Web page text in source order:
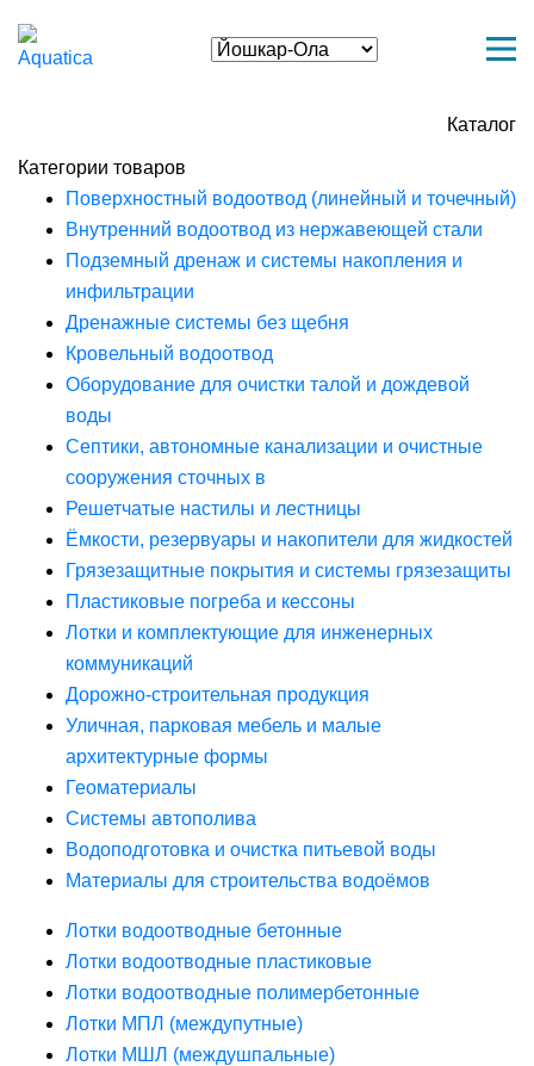
Каталог
Категории товаров
Поверхностный водоотвод (линейный и точечный)
Внутренний водоотвод из нержавеющей стали
Подземный дренаж и системы накопления и
инфильтрации
Дренажные системы без щебня
Кровельный водоотвод
Оборудование для очистки талой и дождевой
воды
Септики, автономные канализации и очистные
сооружения сточных в
Решетчатые настилы и лестницы
Ёмкости, резервуары и накопители для жидкостей
Грязезащитные покрытия и системы грязезащиты
Пластиковые погреба и кессоны
Лотки и комплектующие для инженерных
коммуникаций
Дорожно-строительная продукция
Уличная, парковая мебель и малые
архитектурные формы
Геоматериалы
Системы автополива
Водоподготовка и очистка питьевой воды
Материалы для строительства водоёмов
Лотки водоотводные бетонные
Лотки водоотводные пластиковые
Лотки водоотводные полимербетонные
Лотки МПЛ (междупутные)
Лотки МШЛ (междушпальные)